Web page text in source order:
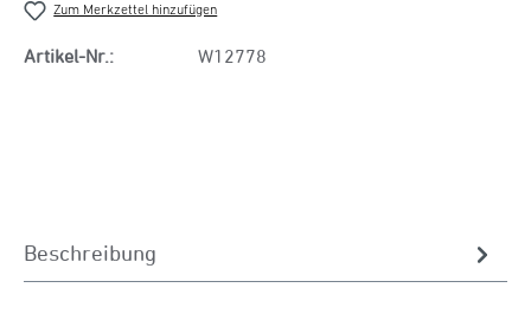
Zum Merkzettel hinzufügen
Artikel-Nr.: W12778
Beschreibung